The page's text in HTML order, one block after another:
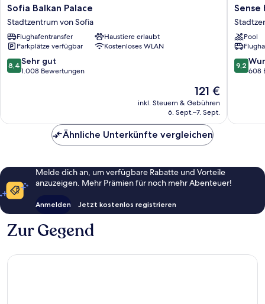
Sofia
Balkan
Palace
Stadtzentrum
von
Sofia
Sofia Balkan Palace
Stadtzentrum von Sofia
Flughafentransfer
Haustiere erlaubt
Parkplätze verfügbar
Kostenloses WLAN
8.4
von
Bewertungen
8,4 Sehr gut
1.008 Bewertungen
Der
Preis
beträgt
121 €
inkl. Steuern & Gebühren
6. Sept.–7. Sept.
Sense
Hotel
Sofia,
a
of
Design
Sense
Pool
9.2
von
9,2
608
Ähnliche Unterkünfte vergleichen
Melde dich an, um verfügbare Rabatte und Vorteile
anzuzeigen. Mehr Prämien für noch mehr Abenteuer!
Anmelden Jetzt kostenlos registrieren
Zur Gegend